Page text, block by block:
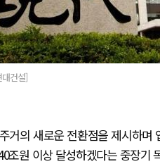
건설]
거의 새로운 전환점을 제시하
조원 이상 달성하겠다는 중장기